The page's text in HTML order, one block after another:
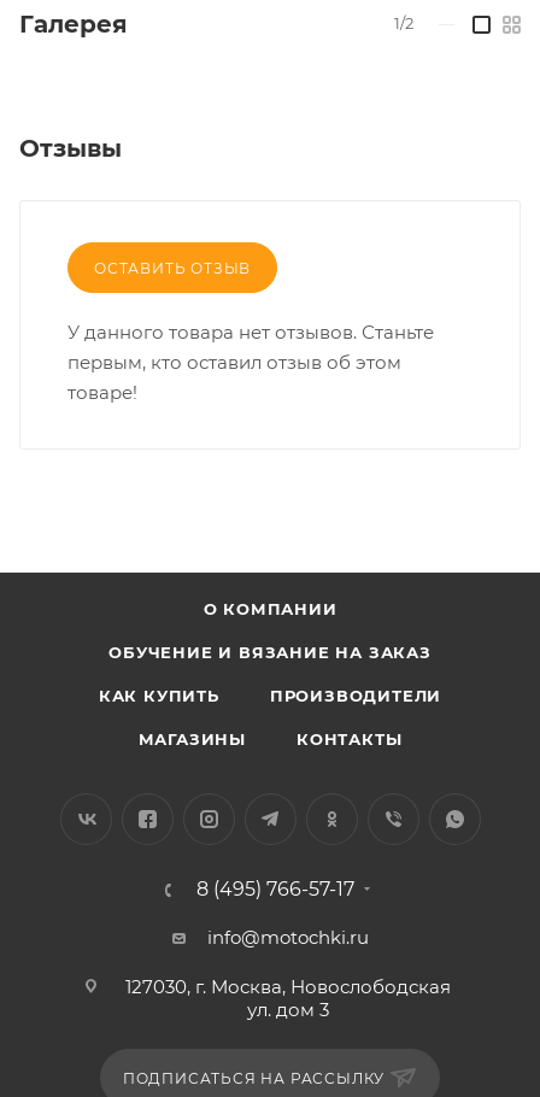
Галерея 1/2
Отзывы
ОСТАВИТЬ ОТЗЫВ
У данного товара нет отзывов. Станьте
первым, кто оставил отзыв об этом
товаре!
О КОМПАНИИ
ОБУЧЕНИЕ И ВЯЗАНИЕ НА ЗАКАЗ
КАК КУПИТЬ ПРОИЗВОДИТЕЛИ
МАГАЗИНЫ КОНТАКТЫ
8 (495) 766-57-17
info@motochki.ru
127030, г. Москва, Новослободская
ул. дом 3
ПОДПИСАТЬСЯ НА РАССЫЛКУ